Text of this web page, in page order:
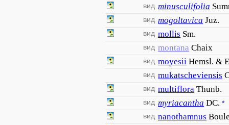
вид minusculifolia
вид mogoltavica Juz.
вид mollis Sm.
вид montana Chaix
вид moyesii Hemsl. &
вид mukatscheviensis
вид multiflora Thunb.
вид myriacantha DC. *
вид nanothamnus